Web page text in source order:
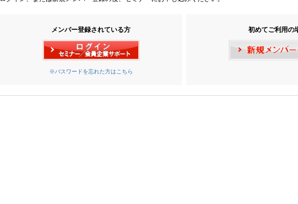
メンバー登録されている方
※パスワードを忘れた方はこちら
初めてご利用の